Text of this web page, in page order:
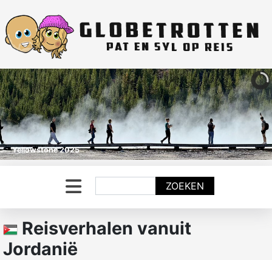
Yellowstone 2025
ZOEKEN
Reisverhalen vanuit
Jordanië